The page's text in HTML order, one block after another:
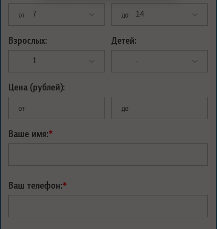
от до
Взрослых: Детей:
Цена (рублей):
от до
Ваше имя:*
Ваш телефон:*